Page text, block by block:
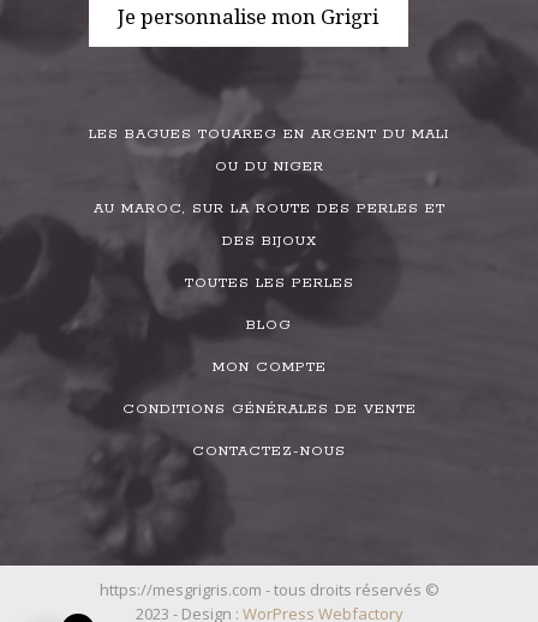
Je personnalise mon Grigri
LES BAGUES TOUAREG EN ARGENT DU MALI
OU DU NIGER
AU MAROC, SUR LA ROUTE DES PERLES ET
DES BIJOUX
TOUTES LES PERLES
BLOG
MON COMPTE
CONDITIONS GÉNÉRALES DE VENTE
CONTACTEZ-NOUS
https://mesgrigris.com - tous droits réservés ©
2023 - Design : WorPress Webfactory